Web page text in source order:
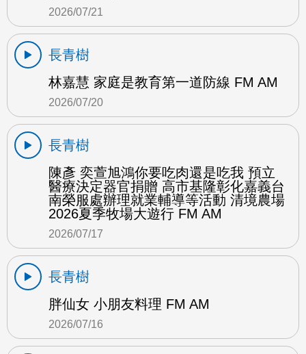
2026/07/21
長青樹
林嘉慧 家庭是教育第一道防線 FM AM
2026/07/20
長青樹
陳彥 奕萱旭鴻你要吃肉還是吃我 預立
醫療決定器官捐贈 高市基隆彰化嘉義台
南榮服處辦理就業輔導等活動 清境農場
2026夏季牧場大遊行 FM AM
2026/07/17
長青樹
胖仙女 小朋友料理 FM AM
2026/07/16